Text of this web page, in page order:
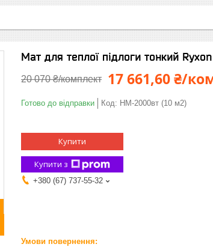
Мат для теплої підлоги тонкий
20 070 ₴/комплект 17 661,60 ₴/
Готово до відправки Код: HM-2000вт (10 м2)
Купити
Купити з
+380 (67) 737-55-32